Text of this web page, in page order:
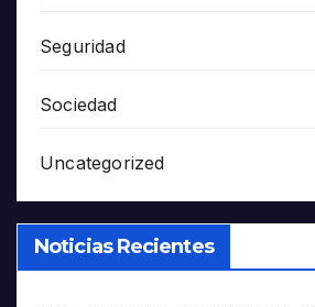
Seguridad
Sociedad
Uncategorized
Noticias Recientes